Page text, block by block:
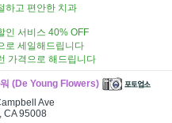
하고 편안한 치과
인 서비스 40% OFF
로 세일해드립니다
가격으로 해드립니다
(De Young Flowers)
Ave
CA 95008